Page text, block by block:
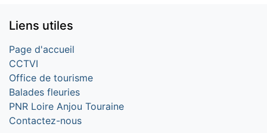
Liens utiles
Page d'accueil
CCTVI
Office de tourisme
Balades fleuries
PNR Loire Anjou Touraine
Contactez-nous